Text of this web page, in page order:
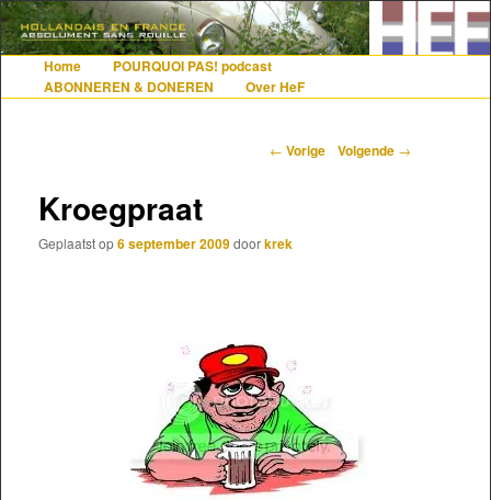
De gezelligste website voor Nederlanders die iets met Frankrijk hebben
HoofdmenuSpring naar de primaire inhoud
Spring naar de secundaire inhoud
Home
POURQUOI PAS! podcast
ABONNEREN & DONEREN
Over HeF
Berichtnavigatie
← Vorige Volgende →
Kroegpraat
Geplaatst op6 september 2009doorkrek